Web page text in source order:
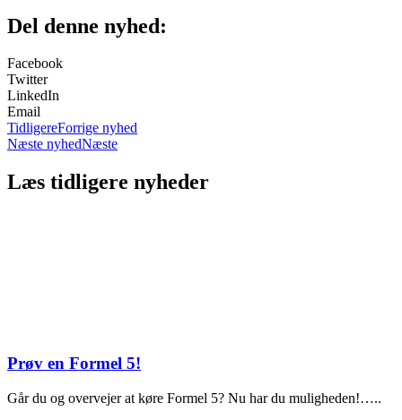
Del denne nyhed:
Facebook
Twitter
LinkedIn
Email
TidligereForrige nyhed
Næste nyhedNæste
Læs tidligere nyheder
Prøv en Formel 5!
Går du og overvejer at køre Formel 5? Nu har du muligheden!…..